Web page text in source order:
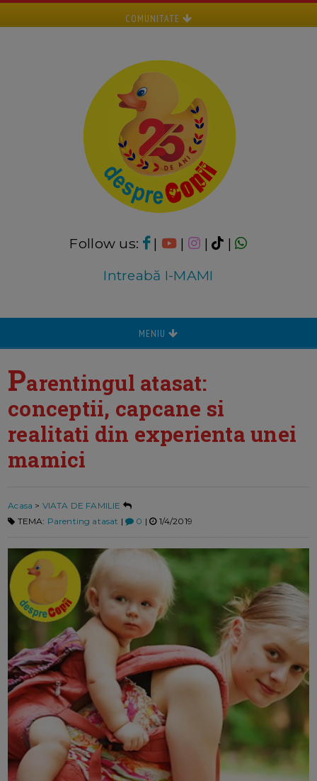
COMUNITATE
Follow us: | | |
|
Intreabă I-MAMI
MENIU
Parentingul atasat:
conceptii, capcane si
realitati din experienta unei
mamici
Acasa > VIATA DE FAMILIE
TEMA: Parenting atasat | 0 | 1/4/2019